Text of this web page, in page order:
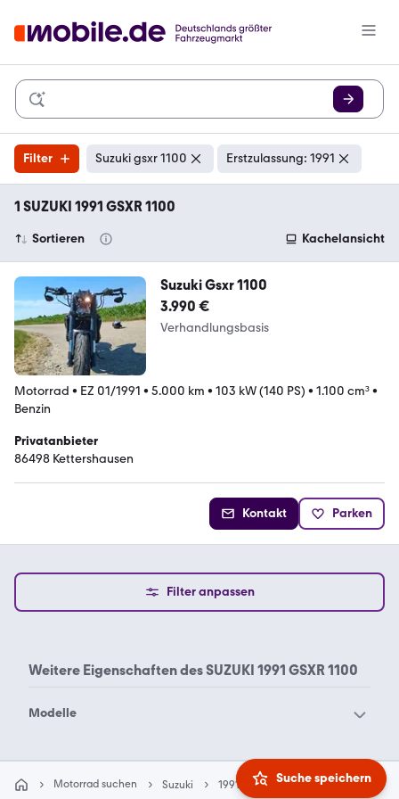
Filter Suzuki gsxr 1100 Erstzulassung: 1991
1 SUZUKI 1991 GSXR 1100
Sortieren Kachelansicht
Suzuki Gsxr 1100
3.990 €
Verhandlungsbasis
Motorrad • EZ 01/1991 • 5.000 km • 103 kW (140 PS) • 1.100 cm³•
Benzin
Privatanbieter
86498 Kettershausen
Kontakt Parken
Filter anpassen
Suche speichern
Weitere Eigenschaften desSUZUKI 1991 GSXR 1100
Modelle
Suzuki B-King
Motorrad suchen Suzuki 1991 Gsxr 1100